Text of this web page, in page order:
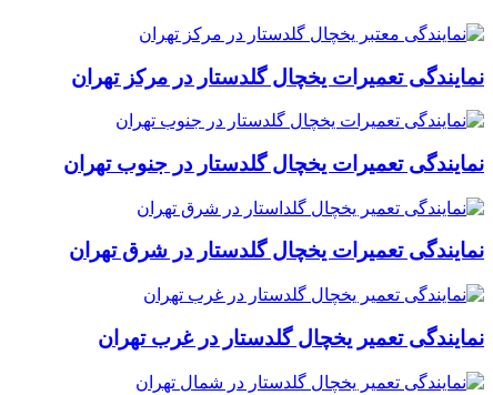
نمایندگی تعمیرات یخچال گلدستار در مرکز تهران
نمایندگی‌ تعمیرات یخچال گلدستار در جنوب تهران
نمایندگی‌ تعمیرات یخچال گلدستار در شرق تهران
نمایندگی‌ تعمیر یخچال گلدستار در غرب تهران